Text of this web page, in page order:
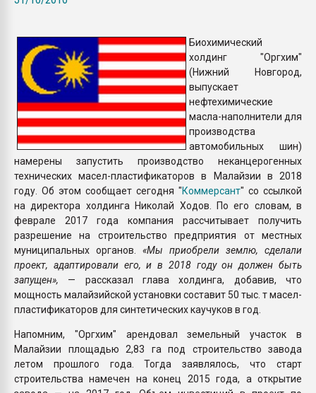
ПЕРЕЙТИ НА
Биохимический
холдинг "Оргхим"
(Нижний Новгород,
выпускает
нефтехимические
масла-наполнители для
производства
автомобильных шин)
намерены запустить производство неканцерогенных
технических масел-пластификаторов в Малайзии в 2018
году. Об этом сообщает сегодня "Коммерсант" со ссылкой
на директора холдинга Николай Ходов. По его словам, в
феврале 2017 года компания рассчитывает получить
разрешение на строительство предприятия от местных
муниципальных органов. «Мы приобрели землю, сделали
проект, адаптировали его, и в 2018 году он должен быть
запущен», — рассказал глава холдинга, добавив, что
мощность малайзийской установки составит 50 тыс. т масел-
пластификаторов для синтетических каучуков в год.
Напомним, "Оргхим" арендовал земельный участок в
Малайзии площадью 2,83 га под строительство завода
летом прошлого года. Тогда заявлялось, что старт
строительства намечен на конец 2015 года, а открытие